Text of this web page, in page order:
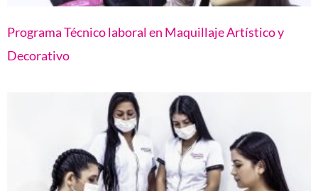
Programa Técnico laboral en Maquillaje Artístico y
Decorativo